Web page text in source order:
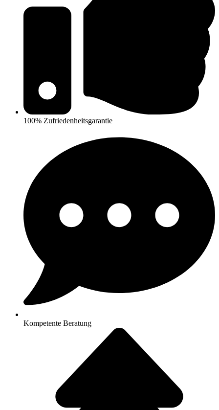
100% Zufriedenheitsgarantie
Kompetente Beratung